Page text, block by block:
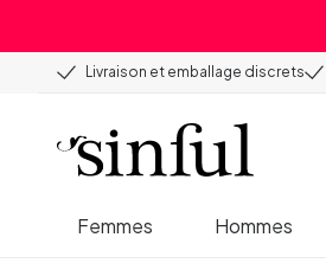
Livraison et emballage discrets
Femmes Hommes